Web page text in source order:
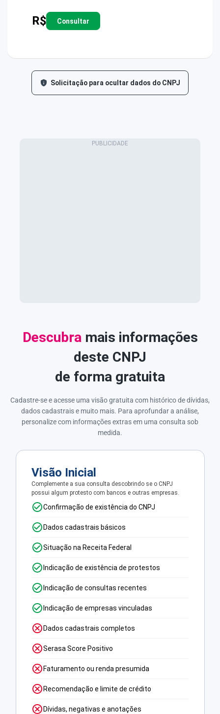
R$ Consultar
Solicitação para ocultar dados do CNPJ
Descubra mais informações
deste CNPJ
de forma gratuita
Cadastre-se e acesse uma visão gratuita com histórico de dívidas,
dados cadastrais e muito mais. Para aprofundar a análise,
personalize com informações extras em uma consulta sob
medida.
Visão Inicial
Complemente a sua consulta descobrindo se o CNPJ
possui algum protesto com bancos e outras empresas.
Confirmação de existência do CNPJ
Dados cadastrais básicos
Situação na Receita Federal
Indicação de existência de protestos
Indicação de consultas recentes
Indicação de empresas vinculadas
Dados cadastrais completos
Serasa Score Positivo
Faturamento ou renda presumida
Recomendação e limite de crédito
Dívidas, negativas e anotações